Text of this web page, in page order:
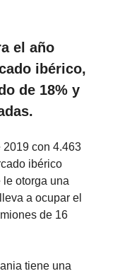
el año
ibérico,
de 18% y
con 4.463
ibérico
le otorga una
a ocupar el
de 16
tiene una